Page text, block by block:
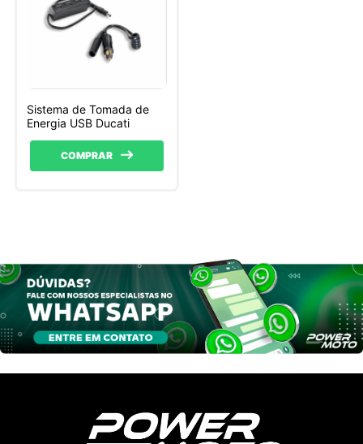
Sistema de Tomada de
Energia USB Ducati
COMPRAR